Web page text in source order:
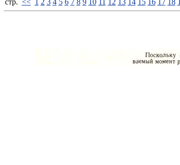
стp. << 1 2 3 4 5 6 7 8 9 10 11 12 13 14 15 16 17 18